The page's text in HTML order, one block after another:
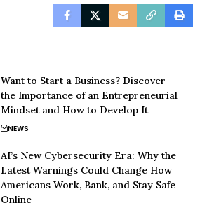
Want to Start a Business? Discover
the Importance of an Entrepreneurial
Mindset and How to Develop It
NEWS
AI’s New Cybersecurity Era: Why the
Latest Warnings Could Change How
Americans Work, Bank, and Stay Safe
Online